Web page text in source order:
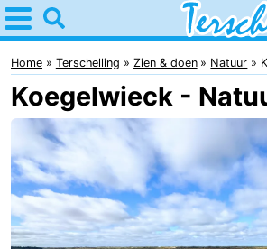
Home
Terschelling
Tips
Voor
kinderen
Dorpen
Natuur
Home Terschelling Zien & doen Natuur
Koegelwieck -